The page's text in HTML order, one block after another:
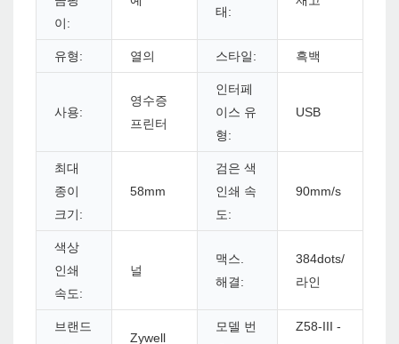
이:
태:
유형: 열의 스타일: 흑백
사용:
영수증
프린터
인터페
이스 유
형:
USB
최대
종이
크기:
58mm
검은 색
인쇄 속
도:
90mm/s
색상
인쇄
속도:
널
맥스.
해결:
384dots/
라인
브랜드
Zywell
모델 번
Z58-III -